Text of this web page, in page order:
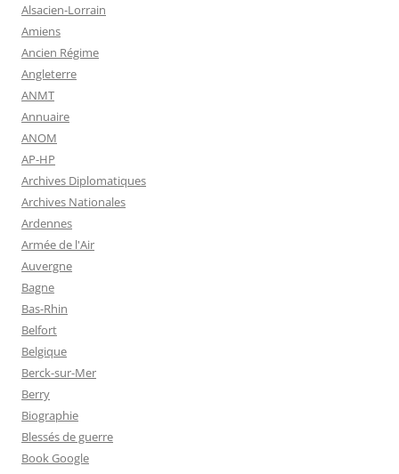
Alsacien-Lorrain
Amiens
Ancien Régime
Angleterre
ANMT
Annuaire
ANOM
AP-HP
Archives Diplomatiques
Archives Nationales
Ardennes
Armée de l'Air
Auvergne
Bagne
Bas-Rhin
Belfort
Belgique
Berck-sur-Mer
Berry
Biographie
Blessés de guerre
Book Google